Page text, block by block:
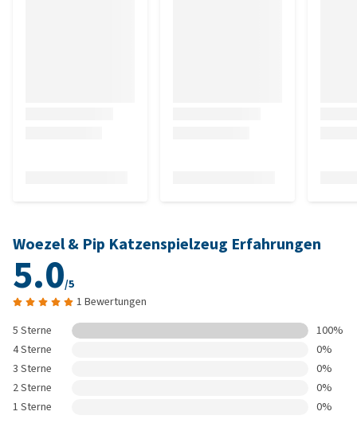
Woezel & Pip Katzenspielzeug Erfahrungen
5.0/5
1 Bewertungen
5 Sterne
100%
4 Sterne
0%
3 Sterne
0%
2 Sterne
0%
1 Sterne
0%